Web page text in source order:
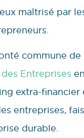
maîtrisé par
commune
Entreprises
extra-financier
entreprises,
durable.